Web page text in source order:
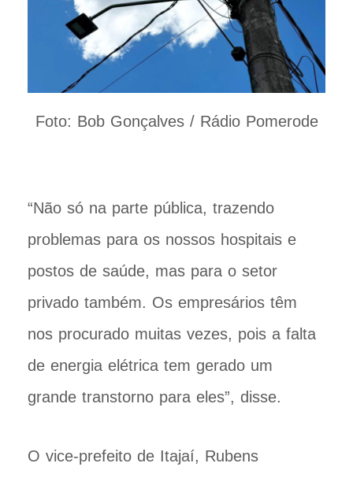
Foto: Bob Gonçalves / Rádio Pomerode
“Não só na parte pública, trazendo
problemas para os nossos hospitais e
postos de saúde, mas para o setor
privado também. Os empresários têm
nos procurado muitas vezes, pois a falta
de energia elétrica tem gerado um
grande transtorno para eles”, disse.
O vice-prefeito de Itajaí, Rubens